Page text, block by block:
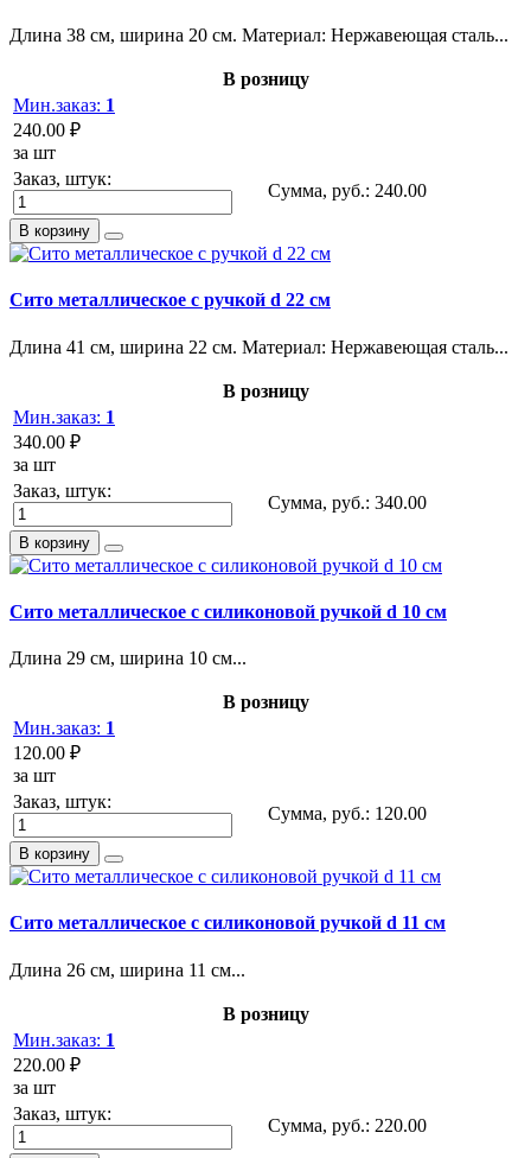
Длина 38 см, ширина 20 см. Материал: Нержавеющая сталь...
В розницу
Мин.заказ: 1
240.00 ₽
за шт
Заказ, штук:
Сумма, руб.: 240.00
В корзину
Сито металлическое с ручкой d 22 см
Длина 41 см, ширина 22 см. Материал: Нержавеющая сталь...
В розницу
Мин.заказ: 1
340.00 ₽
за шт
Заказ, штук:
Сумма, руб.: 340.00
В корзину
Сито металлическое с силиконовой ручкой d 10 см
Длина 29 см, ширина 10 см...
В розницу
Мин.заказ: 1
120.00 ₽
за шт
Заказ, штук:
Сумма, руб.: 120.00
В корзину
Сито металлическое с силиконовой ручкой d 11 см
Длина 26 см, ширина 11 см...
В розницу
Мин.заказ: 1
220.00 ₽
за шт
Заказ, штук:
Сумма, руб.: 220.00